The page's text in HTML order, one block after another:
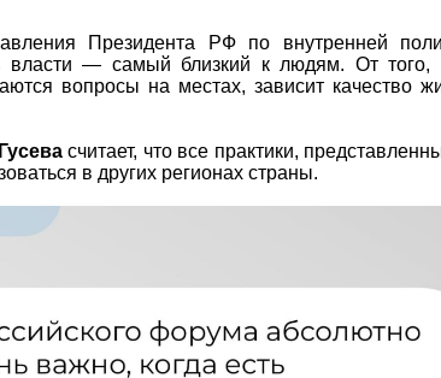
Президента РФ по внутренней
власти — самый близкий к людям. От того,
вопросы на местах, зависит качество
считает, что все практики,
в других регионах страны.